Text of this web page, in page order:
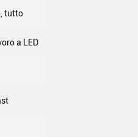
tutto
a LED